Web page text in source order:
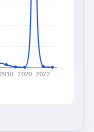
2018 2020 2022